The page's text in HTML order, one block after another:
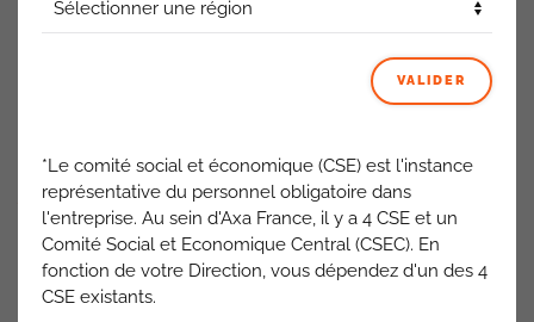
Vente de paniers de fruits
et légumes
VALIDER
*Le comité social et économique (CSE) est l'instance
représentative du personnel obligatoire dans
l'entreprise. Au sein d'Axa France, il y a 4 CSE et un
Comité Social et Economique Central (CSEC). En
fonction de votre Direction, vous dépendez d'un des 4
CSE existants.